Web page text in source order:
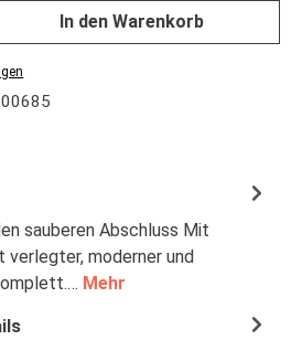
In den Warenkorb
sauberen Abschluss Mit
verlegter, moderner und
Mehr